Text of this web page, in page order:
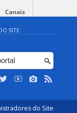
Canais
SITE
do Site